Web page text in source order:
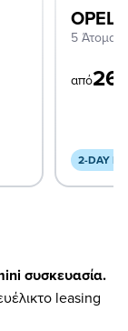
OPEL
5 Άτομα
από
2-DAY
συσκευασία.
leasing